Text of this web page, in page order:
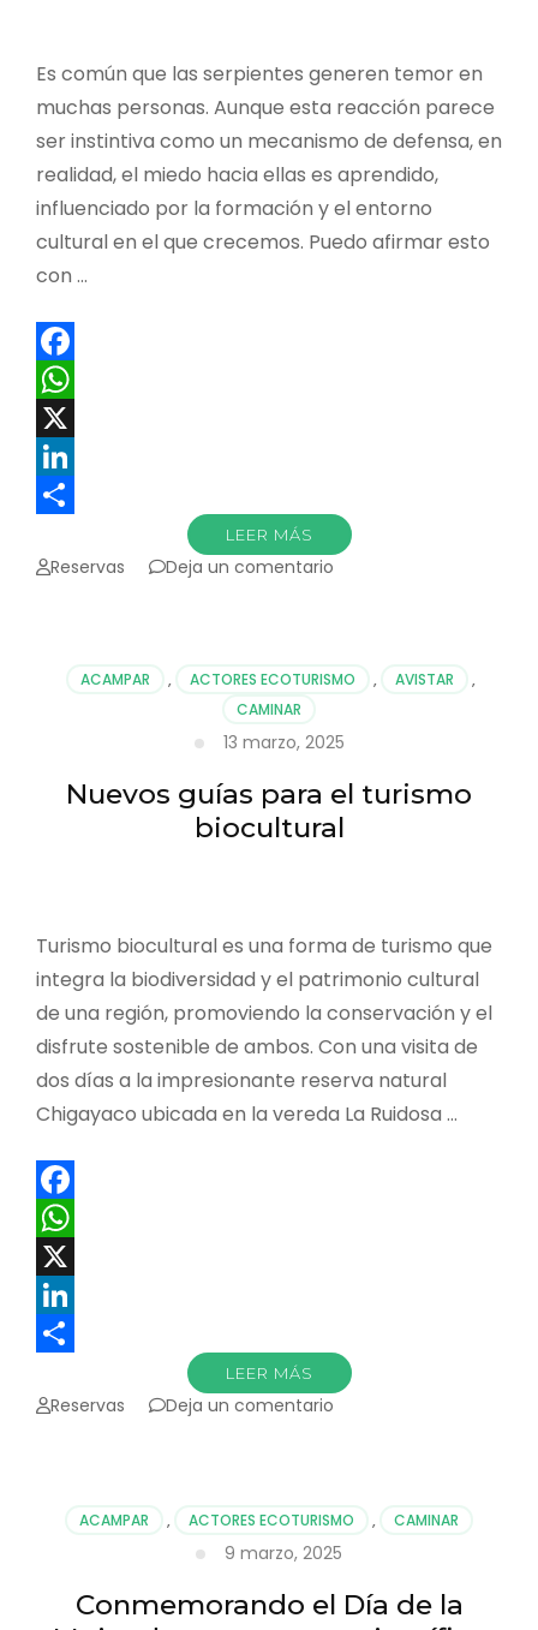
Es común que las serpientes generen temor en
muchas personas. Aunque esta reacción parece
ser instintiva como un mecanismo de defensa, en
realidad, el miedo hacia ellas es aprendido,
influenciado por la formación y el entorno
cultural en el que crecemos. Puedo afirmar esto
con …
Facebook
WhatsApp
X
LinkedIn
LEER MÁS
Reservas Deja un comentario
las
ACAMPAR , ACTORES ECOTURISMO , AVISTAR
,
CAMINAR
13 marzo, 2025
Nuevos guías para el turismo
biocultural
Turismo biocultural es una forma de turismo que
integra la biodiversidad y el patrimonio cultural
de una región, promoviendo la conservación y el
disfrute sostenible de ambos. Con una visita de
dos días a la impresionante reserva natural
Chigayaco ubicada en la vereda La Ruidosa …
Facebook
WhatsApp
X
LinkedIn
LEER MÁS
Reservas Deja un comentario
turismo
biocultural
ACAMPAR , ACTORES ECOTURISMO , CAMINAR
9 marzo, 2025
Conmemorando el Día de la